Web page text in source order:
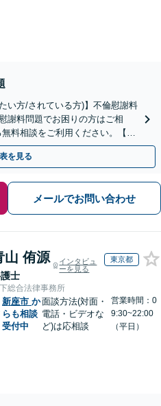
い方/されている方)】不倫慰謝料
謝料問題でお困りの方はご相
料相談をご利用ください。【不
対応】
を見る
メールでお問い合わせ
山 侑源
士
インタビュ
ーを見る
東京都
総合法律事務所
新座市 か
らも相談
受付中
面談方法(対面・
電話・ビデオな
ど)は応相談
営業時間：0
9:30~22:00
（平日）